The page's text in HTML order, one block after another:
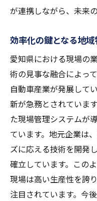
が連携しながら、未来
効率化の鍵となる地
愛知県における現場の
術の見事な融合によっ
自動車産業が発展して
新が急務とされていま
た現場管理システムが
ています。地元企業は
ズに応える技術を開発
確立しています。この
現場は高い生産性を誇
注目されています。今